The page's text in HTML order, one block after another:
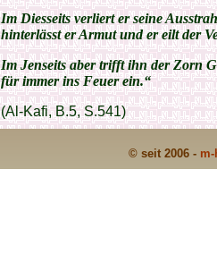
Im Diesseits verliert er seine
hinterlässt er Armut und er eilt der
Im Jenseits aber trifft ihn der Zorn
für immer ins Feuer ein.“
(Al-Kafi, B.5, S.541)
© seit 2006 -